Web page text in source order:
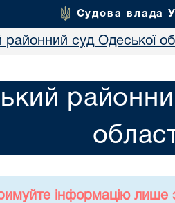
Судова влада
районний суд Одеської
інформацію лише